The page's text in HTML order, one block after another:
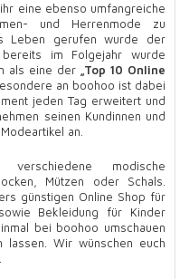
eine ebenso umfangreiche
und Herrenmode zu
Leben gerufen wurde der
im Folgejahr wurde
als eine der
„Top 10 Online
an boohoo ist dabei
jeden Tag erweitert und
seinen Kundinnen und
an.
modische
Mützen oder Schals.
günstigen Online Shop für
Bekleidung für Kinder
bei boohoo umschauen
lassen. Wir wünschen euch